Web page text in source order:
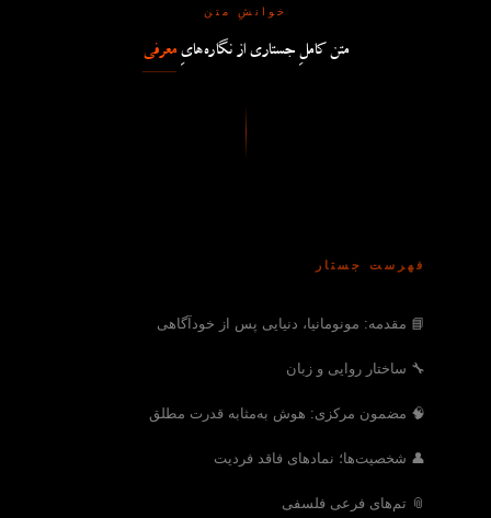
خوانشِ متن
متن کاملِ جستاری از نگاره‌هایِ معرفی
فهرست جستار
📘 مقدمه: مونومانیا، دنیایی پس از خودآگاهی
🔧 ساختار روایی و زبان
🧠 مضمون مرکزی: هوش به‌مثابه قدرت مطلق
👤 شخصیت‌ها؛ نمادهای فاقد فردیت
📎 تم‌های فرعی فلسفی